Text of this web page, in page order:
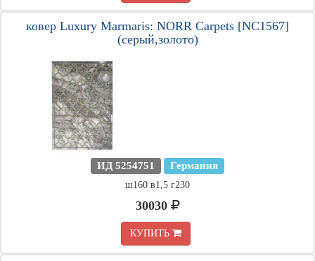
ковер Luxury Marmaris: NORR Carpets [NC1567]
(серый,золото)
ИД 5254751 Германия
ш160 в1,5 г230
30030
КУПИТЬ